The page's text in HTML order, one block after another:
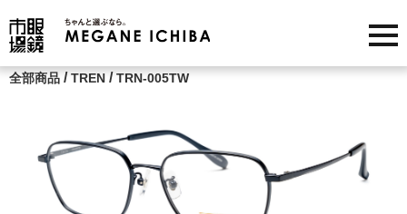
全部商品 /TREN /TRN-005TW